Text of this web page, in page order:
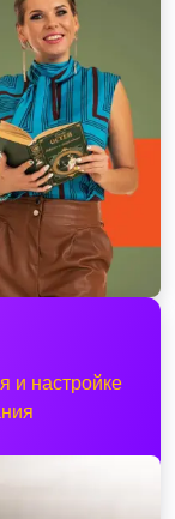
и настройке